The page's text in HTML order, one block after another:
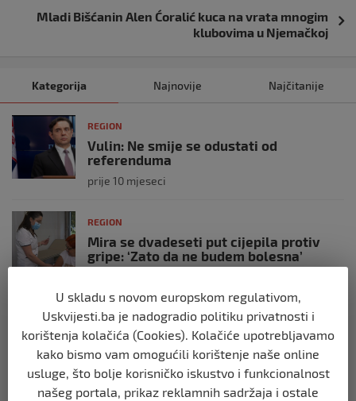
Mladi Bišćanin Alen Ćoralić kuca na vrata mnogim
klubovima u Njemačkoj
Kategorija Najnovije Najčitanije
REGION
Vulin: Ne smije se odustati od
referenduma
prije 10 mjeseci
REGION
Mira se dvadeseti put cijepila protiv
gripe: ‘Zato da ne budem bolesna’
REGION
Predsjednik Srbije Aleksandar Vučić
poslao vijenac: Posljednji pozdrav
Halidu
prije 10 mjeseci
U skladu s novom europskom regulativom,
Uskvijesti.ba je nadogradio politiku privatnosti i
korištenja kolačića (Cookies). Kolačiće upotrebljavamo
kako bismo vam omogućili korištenje naše online
usluge, što bolje korisničko iskustvo i funkcionalnost
našeg portala, prikaz reklamnih sadržaja i ostale